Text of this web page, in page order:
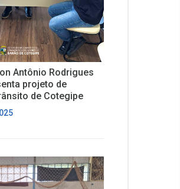
Antônio Rodrigues
projeto de
de Cotegipe